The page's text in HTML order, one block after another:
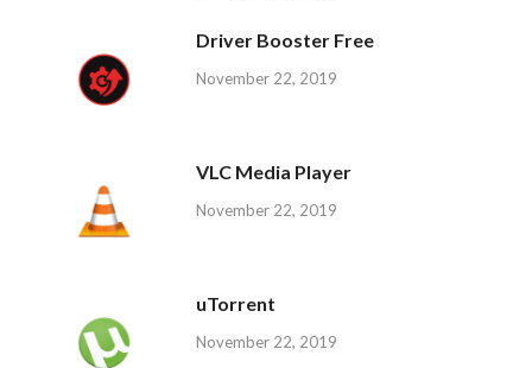
Driver Booster Free
November 22, 2019
VLC Media Player
November 22, 2019
uTorrent
November 22, 2019